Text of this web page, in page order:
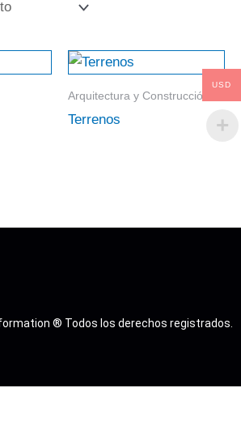
Arquitectura y Construcción
Terrenos
® Todos los derechos registrados.
USD